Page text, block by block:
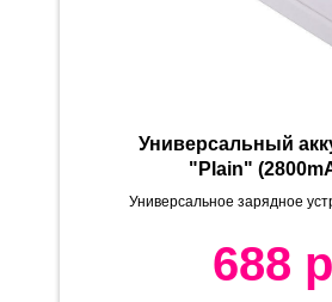
Универсальный
"Plain"
Универсальное зарядное
688